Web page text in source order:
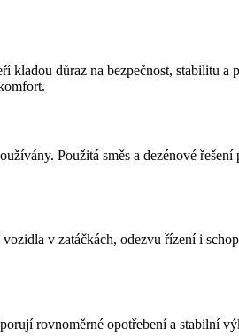
kladou důraz na bezpečnost, stabilitu
Použitá směs a dezénové
v zatáčkách, odezvu řízení i
rovnoměrné opotřebení a stabilní